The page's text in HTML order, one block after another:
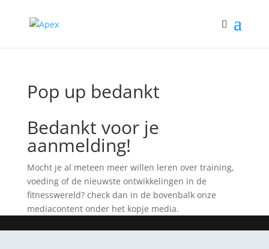
Pop up bedankt
Bedankt voor je
aanmelding!
Mocht je al meteen meer willen leren over training,
voeding of de nieuwste ontwikkelingen in de
fitnesswereld? check dan in de bovenbalk onze
mediacontent onder het kopje media.